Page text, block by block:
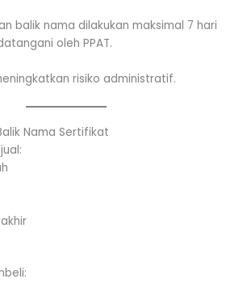
balik nama dilakukan maksimal 7 hari
oleh PPAT.
risiko administratif.
Nama Sertifikat